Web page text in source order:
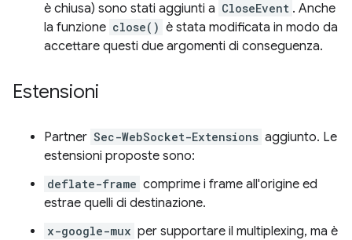
è chiusa) sono stati aggiunti a CloseEvent . Anche
la funzione close() è stata modificata in modo da
accettare questi due argomenti di conseguenza.
Estensioni
Partner Sec-WebSocket-Extensions aggiunto. Le
estensioni proposte sono:
deflate-frame comprime i frame all'origine ed
estrae quelli di destinazione.
x-google-mux per supportare il multiplexing, ma è